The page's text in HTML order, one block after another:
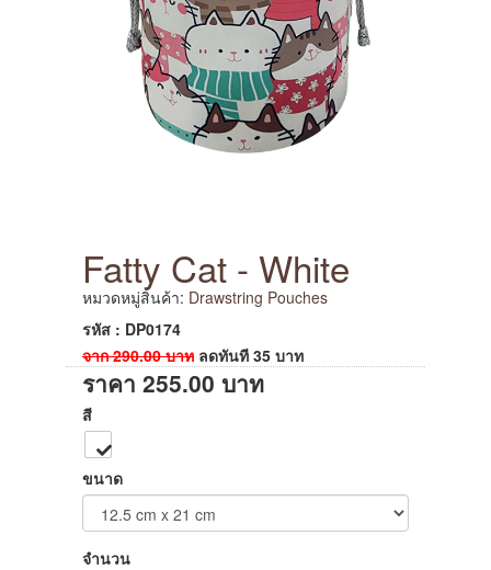
Fatty Cat - White
หมวดหมู่สินค้า: Drawstring Pouches
รหัส : DP0174
จาก290.00บาท ลดทันที 35 บาท
ราคา 255.00 บาท
สี
ขนาด
จำนวน